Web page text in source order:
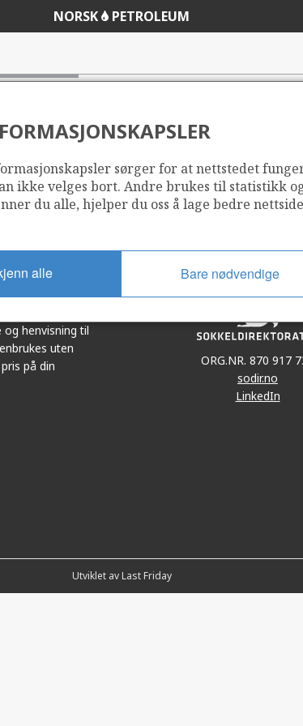
NORSK PETROLEUM
sørger for at nettstedet
ikke velges bort. Andre brukes til statistikk
du alle, hjelper du oss å lage bedre
alle Bare nødvendige
Illustrasjoner,
henvisning til
uten
på din
ORG.NR. 870 917
sodir.no
LinkedIn
Utviklet av Last Friday